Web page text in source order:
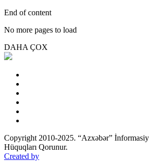
End of content
No more pages to load
DAHA ÇOX
Copyright 2010-2025. “Azxəbər”
Hüquqları Qorunur.
Created by